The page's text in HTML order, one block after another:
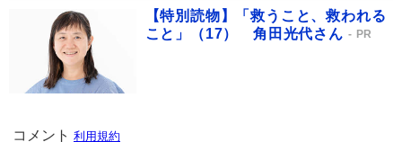
【特別読物】「救うこと、救われる
こと」（17） 角田光代さん
PR